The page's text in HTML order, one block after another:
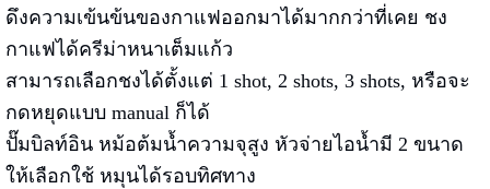
ดึงความเข้นข้นของกาแฟออกมาได้มากกว่าที่เคย ชง
กาแฟได้ครีม่าหนาเต็มแก้ว
สามารถเลือกชงได้ตั้งแต่ 1 shot, 2 shots, 3 shots, หรือจะ
กดหยุดแบบ manual ก็ได้
ปั๊มบิลท์อิน หม้อต้มน้ำความจุสูง หัวจ่ายไอน้ำมี 2 ขนาด
ให้เลือกใช้ หมุนได้รอบทิศทาง